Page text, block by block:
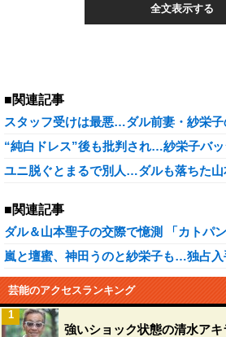
全文表示する
■関連記事
スタッフ受けは最悪…ダル前妻・紗栄
“純白ドレス”後も批判され…紗栄子バッ
ユニ脱ぐとまるで別人…ダルも落ちた
■関連記事
ダル＆山本聖子の交際で憶測 「カトパ
嵐と壇蜜、神田うのと紗栄子も…独占入
芸能のアクセスランキング
強いショック状態の清水ア
1